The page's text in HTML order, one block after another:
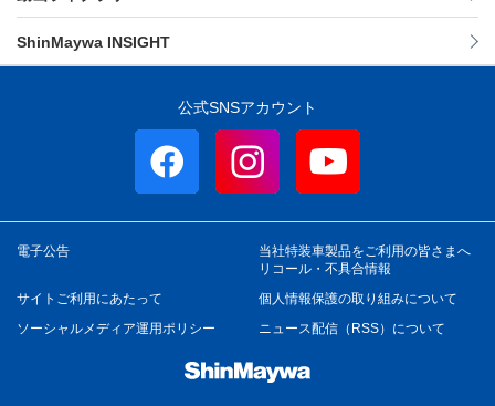
ShinMaywa INSIGHT
公式SNSアカウント
電子公告
当社特装車製品をご利用の皆さまへ
リコール・不具合情報
サイトご利用にあたって
個人情報保護の取り組みについて
ソーシャルメディア運用ポリシー
ニュース配信（RSS）について